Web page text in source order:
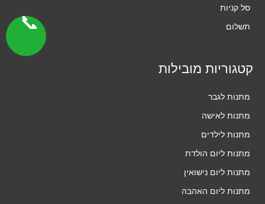
📞
סל קניות
תשלום
קטגוריות מובילות
מתנות לגבר
מתנות לאישה
מתנות לילדים
מתנות ליום הולדת
מתנות ליום נישואין
מתנות ליום האהבה